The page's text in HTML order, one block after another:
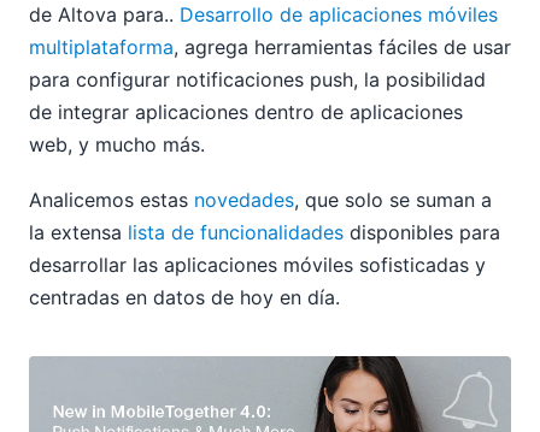
de Altova para.. Desarrollo de aplicaciones móviles
multiplataforma, agrega herramientas fáciles de usar
para configurar notificaciones push, la posibilidad
de integrar aplicaciones dentro de aplicaciones
web, y mucho más.
Analicemos estas novedades, que solo se suman a
la extensa lista de funcionalidades disponibles para
desarrollar las aplicaciones móviles sofisticadas y
centradas en datos de hoy en día.